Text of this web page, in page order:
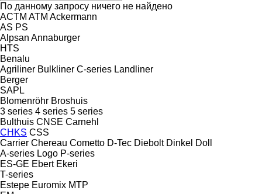
По данному запросу ничего не найдено
ACTM ATM Ackermann
AS PS
Alpsan Annaburger
HTS
Benalu
Agriliner Bulkliner C-series Landliner
Berger
SAPL
Blomenröhr Broshuis
3 series 4 series 5 series
Bulthuis CNSE Carnehl
CHKS CSS
Carrier Chereau Cometto D-Tec Diebolt Dinkel Doll
A-series Logo P-series
ES-GE Ebert Ekeri
T-series
Estepe Euromix MTP